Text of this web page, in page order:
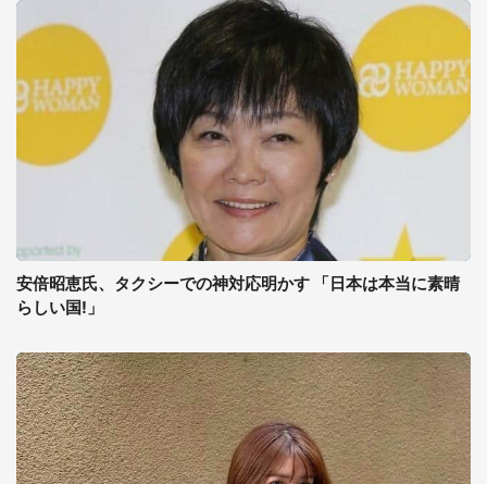
安倍昭恵氏、タクシーでの神対応明かす 「日本は本当に素晴
らしい国!」